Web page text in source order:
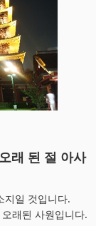
래 된 절 아사
지일 것입니다.
래된 사원입니다.